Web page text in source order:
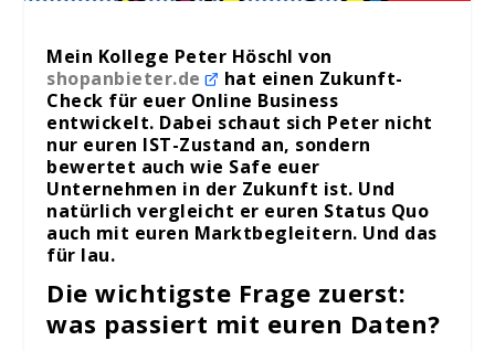
Mein Kollege Peter Höschl von
shopanbieter.de
hat einen Zukunft-
Check für euer Online Business
entwickelt. Dabei schaut sich Peter nicht
nur euren IST-Zustand an, sondern
bewertet auch wie Safe euer
Unternehmen in der Zukunft ist. Und
natürlich vergleicht er euren Status Quo
auch mit euren Marktbegleitern. Und das
für lau.
Die wichtigste Frage zuerst:
was passiert mit euren Daten?